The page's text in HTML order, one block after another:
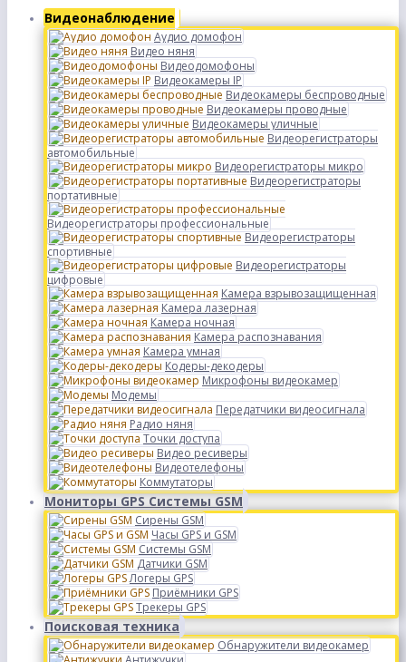
Видеонаблюдение
Аудио домофон
Видео няня
Видеодомофоны
Видеокамеры IP
Видеокамеры беспроводные
Видеокамеры проводные
Видеокамеры уличные
Видеорегистраторы
автомобильные
Видеорегистраторы микро
Видеорегистраторы
портативные
Видеорегистраторы профессиональные
Видеорегистраторы
спортивные
Видеорегистраторы
цифровые
Камера взрывозащищенная
Камера лазерная
Камера ночная
Камера распознавания
Камера умная
Кодеры-декодеры
Микрофоны видеокамер
Модемы
Передатчики видеосигнала
Радио няня
Точки доступа
Видео ресиверы
Видеотелефоны
Коммутаторы
Мониторы GPS Системы GSM
Сирены GSM
Часы GPS и GSM
Системы GSM
Датчики GSM
Логеры GPS
Приёмники GPS
Трекеры GPS
Поисковая техника
Обнаружители видеокамер